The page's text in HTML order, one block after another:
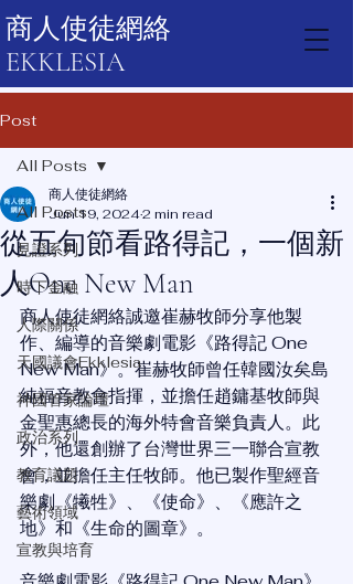
商人使徒網絡
EKKLESIA
Post
All Posts
見證系列
時下金融
人際關係
天國議會Ekklesia
神國管家論壇
政治系列
教育議題
藝術領域
宣教與培育
All Posts
從五旬節看路得記，一個新
人One New Man
商人使徒網絡
Jun 19, 20242 min read
商人使徒網絡誠邀崔赫牧師分享他製
作、編導的音樂劇電影《路得記 One
New Man》。崔赫牧師曾任韓國汝矣島
純福音教會指揮，並擔任趙鏞基牧師與
金聖惠總長的海外特會音樂負責人。此
外，他還創辦了台灣世界三一聯合宣教
會，並擔任主任牧師。他已製作聖經音
樂劇《犧牲》、《使命》、《應許之
地》和《生命的圖章》。